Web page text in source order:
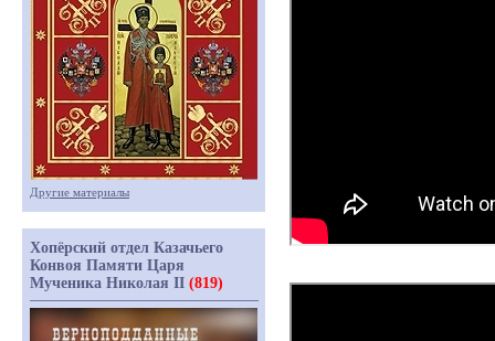
Другие материалы
Хопёрский отдел Казачьего
Конвоя Памяти Царя
Мученика Николая II (819)